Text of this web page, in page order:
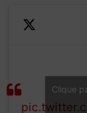
Quali Time!
Clique